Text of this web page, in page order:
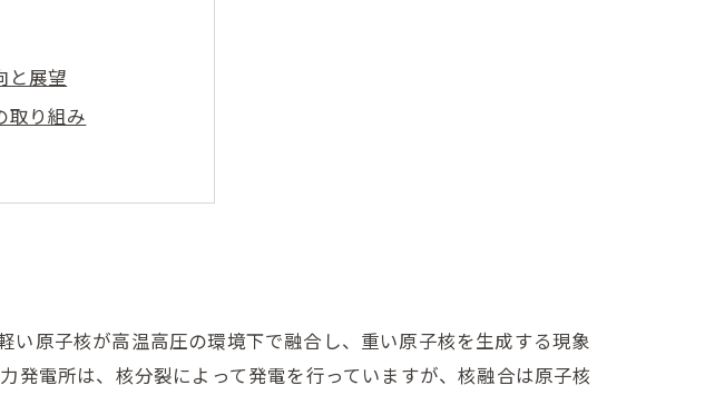
と展望
取り組み
原子核が高温高圧の環境下で融合し、重い原子核を生成する現象
発電所は、核分裂によって発電を行っていますが、核融合は原子核